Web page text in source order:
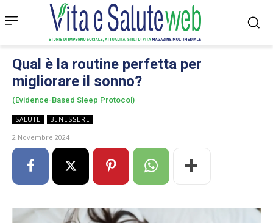
Qual è la routine perfetta per
migliorare il sonno?
(Evidence-Based Sleep Protocol)
SALUTE BENESSERE
2 Novembre 2024